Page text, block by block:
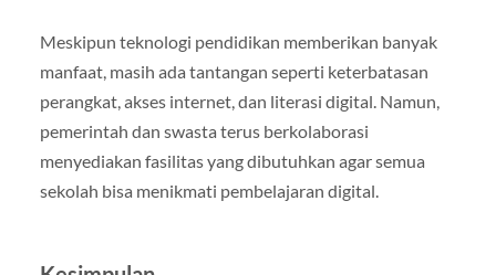
Meskipun teknologi pendidikan memberikan banyak
manfaat, masih ada tantangan seperti keterbatasan
perangkat, akses internet, dan literasi digital. Namun,
pemerintah dan swasta terus berkolaborasi
menyediakan fasilitas yang dibutuhkan agar semua
sekolah bisa menikmati pembelajaran digital.